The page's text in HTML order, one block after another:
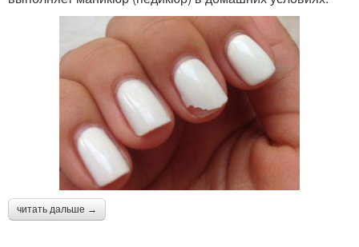
читать дальше →